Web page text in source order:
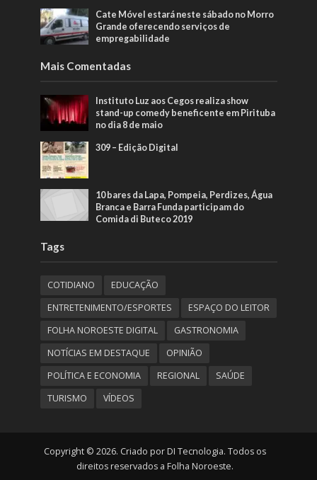
Cate Móvel estará neste sábado no Morro
Grande oferecendo serviços de
empregabilidade
Mais Comentadas
Instituto Luz aos Cegos realiza show
stand-up comedy beneficente em Pirituba
no dia 8 de maio
309 – Edição Digital
10 bares da Lapa, Pompeia, Perdizes, Água
Branca e Barra Funda participam do
Comida di Buteco 2019
Tags
COTIDIANO
EDUCAÇÃO
ENTRETENIMENTO/ESPORTES
ESPAÇO DO LEITOR
FOLHA NOROESTE DIGITAL
GASTRONOMIA
NOTÍCIAS EM DESTAQUE
OPINIÃO
POLÍTICA E ECONOMIA
REGIONAL
SAÚDE
TURISMO
VÍDEOS
Copyright © 2026. Criado por DI Tecnologia. Todos os
direitos reservados a Folha Noroeste.